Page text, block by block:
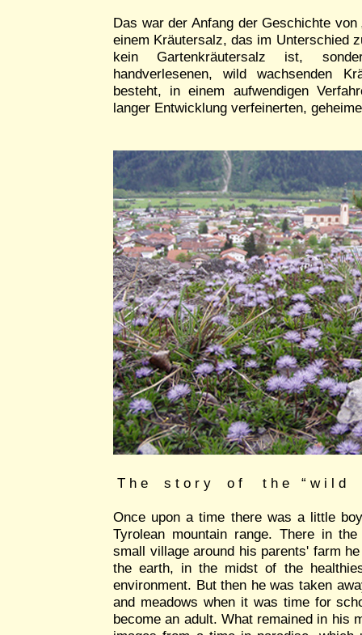
Das war der Anfang der Geschichte von
einem Kräutersalz, das im Unterschied
kein Gartenkräutersalz ist,
handverlesenen, wild wachsenden
besteht, in einem aufwendigen
langer Entwicklung verfeinerten,
T h e s t o r y o f t h e “ w i l d s
Once upon a time there was a little
Tyrolean mountain range. There in
small village around his parents' farm
the earth, in the midst of the
environment. But then he was taken
and meadows when it was time for
become an adult. What remained in his